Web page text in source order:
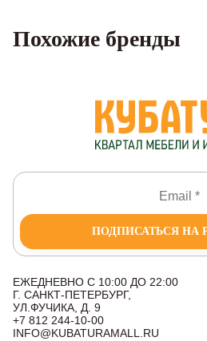
Похожие бренды
ПОДПИСАТЬСЯ НА
ЕЖЕДНЕВНО С 10:00 ДО 22:00
Г. САНКТ-ПЕТЕРБУРГ,
УЛ.ФУЧИКА, Д. 9
+7 812 244-10-00
INFO@KUBATURAMALL.RU